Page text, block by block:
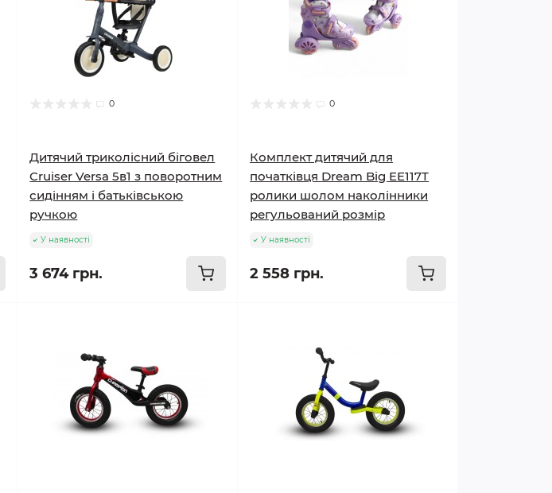
0
Дитячий триколісний біговел
Cruiser Versa 5в1 з поворотним
сидінням і батьківською
ручкою
У наявності
3 674 грн.
0
Комплект дитячий для
початківця Dream Big EE117T
ролики шолом наколінники
регульований розмір
У наявності
2 558 грн.